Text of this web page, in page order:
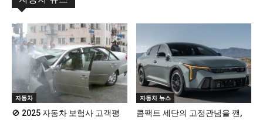
자동차
🚫 2025 자동차 보험사 고객평
자동차 뉴스
콤팩트 세단의 고정관념을 깬,